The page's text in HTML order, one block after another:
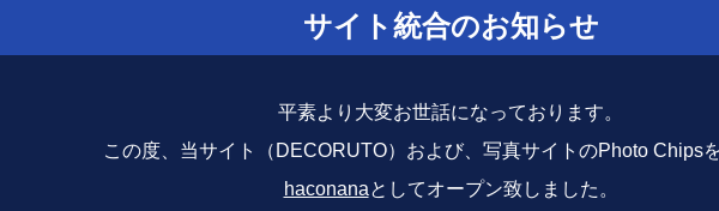
サイト統合のお知らせ
平素より大変お世話になっております。
この度、当サイト（DECORUTO）および、写真サイトのPhoto Chips
haconanaとしてオープン致しました。